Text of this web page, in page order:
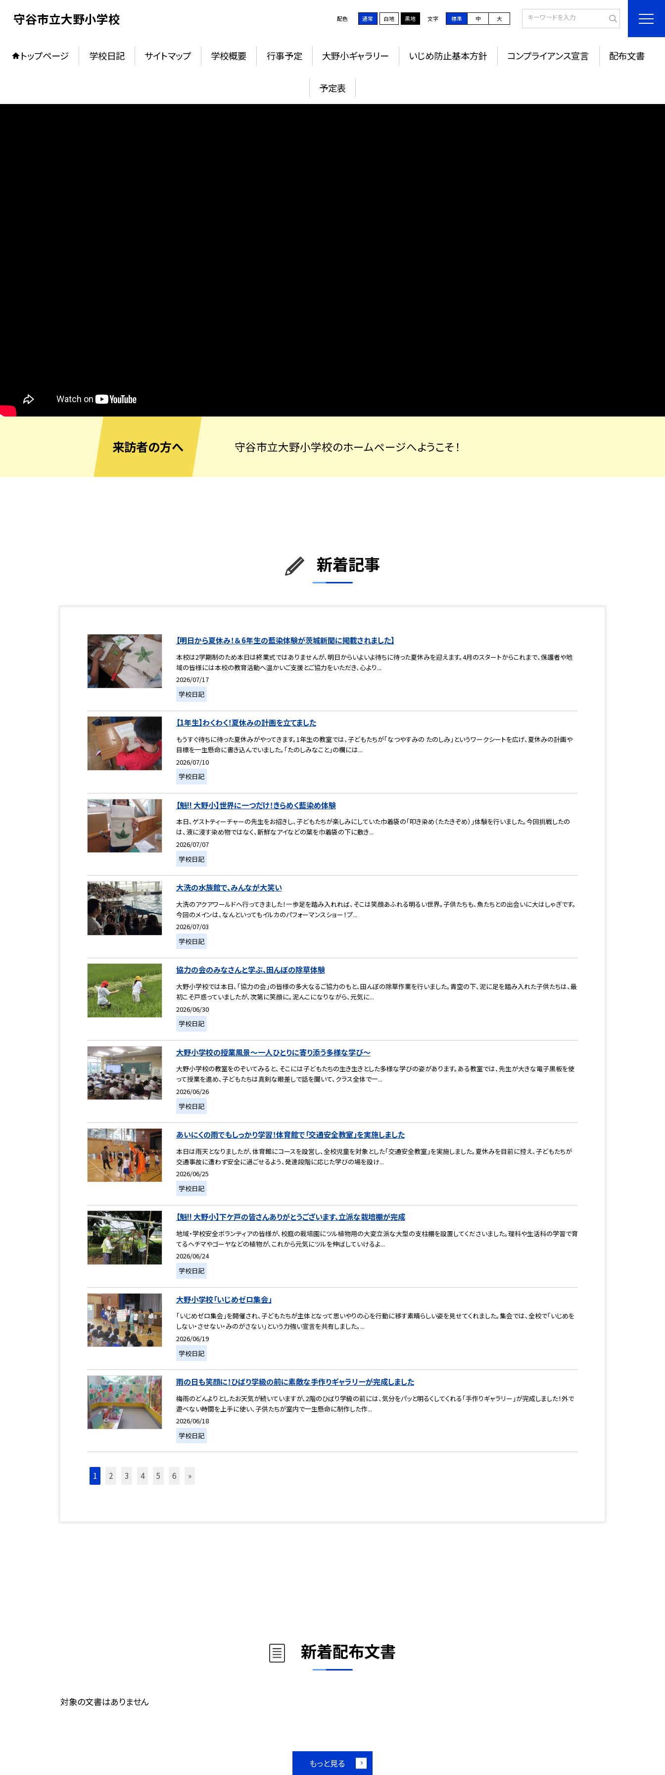
守谷市立大野小学校 配色 通常 白地 黒地 文字 標準 中 大
トップページ 学校日記 サイトマップ 学校概要 行事予定 大野小ギャラリー いじめ防止基本方針 コンプライアンス宣言 配布文書
予定表
来訪者の方へ 守谷市立大野小学校のホームページへようこそ！
新着記事
【明日から夏休み！＆ 6年生の藍染体験が茨城新聞に掲載されました】
本校は2学期制のため本日は終業式ではありませんが、明日からいよいよ待ちに待った夏休みを迎えます。4月のスタートからこれまで、保護者や地
域の皆様には本校の教育活動へ温かいご支援とご協力をいただき、心より...
2026/07/17
学校日記
【1年生】わくわく！夏休みの計画を立てました
もうすぐ待ちに待った夏休みがやってきます。1年生の教室では、子どもたちが「なつやすみの たのしみ」というワークシートを広げ、夏休みの計画や
目標を一生懸命に書き込んでいました。「たのしみなこと」の欄には...
2026/07/10
学校日記
【魁!! 大野小】世界に一つだけ！きらめく藍染め体験
本日、ゲストティーチャーの先生をお招きし、子どもたちが楽しみにしていた巾着袋の「叩き染め（たたきぞめ）」体験を行いました。今回挑戦したの
は、液に浸す染め物ではなく、新鮮なアイなどの葉を巾着袋の下に敷き...
2026/07/07
学校日記
大洗の水族館で、みんなが大笑い
大洗のアクアワールドへ行ってきました！一歩足を踏み入れれば、そこは笑顔あふれる明るい世界。子供たちも、魚たちとの出会いに大はしゃぎです。
今回のメインは、なんといってもイルカのパフォーマンスショー！プ...
2026/07/03
学校日記
協力の会のみなさんと学ぶ、田んぼの除草体験
大野小学校では本日、「協力の会」の皆様の多大なるご協力のもと、田んぼの除草作業を行いました。青空の下、泥に足を踏み入れた子供たちは、最
初こそ戸惑っていましたが、次第に笑顔に。泥んこになりながら、元気に...
2026/06/30
学校日記
大野小学校の授業風景〜一人ひとりに寄り添う多様な学び〜
大野小学校の教室をのぞいてみると、そこには子どもたちの生き生きとした多様な学びの姿があります。ある教室では、先生が大きな電子黒板を使
って授業を進め、子どもたちは真剣な眼差しで話を聞いて、クラス全体で一...
2026/06/26
学校日記
あいにくの雨でもしっかり学習！体育館で「交通安全教室」を実施しました
本日は雨天となりましたが、体育館にコースを設営し、全校児童を対象とした「交通安全教室」を実施しました。夏休みを目前に控え、子どもたちが
交通事故に遭わず安全に過ごせるよう、発達段階に応じた学びの場を設け...
2026/06/25
学校日記
【魁!! 大野小】下ケ戸の皆さんありがとうございます、立派な栽培棚が完成
地域・学校安全ボランティアの皆様が、校庭の栽培園にツル植物用の大変立派な大型の支柱棚を設置してくださいました。理科や生活科の学習で育
てるヘチマやゴーヤなどの植物が、これから元気にツルを伸ばしていけるよ...
2026/06/24
学校日記
大野小学校「いじめゼロ集会」
「いじめゼロ集会」を開催され、子どもたちが主体となって思いやりの心を行動に移す素晴らしい姿を見せてくれました。集会では、全校で「いじめを
しない・させない・みのがさない」という力強い宣言を共有しました。...
2026/06/19
学校日記
雨の日も笑顔に！ひばり学級の前に素敵な手作りギャラリーが完成しました
梅雨のどんよりとしたお天気が続いていますが、2階のひばり学級の前には、気分をパッと明るくしてくれる「手作りギャラリー」が完成しました！外で
遊べない時間を上手に使い、子供たちが室内で一生懸命に制作した作...
2026/06/18
学校日記
1 2 3 4 5 6 »
新着配布文書
対象の文書はありません
もっと見る